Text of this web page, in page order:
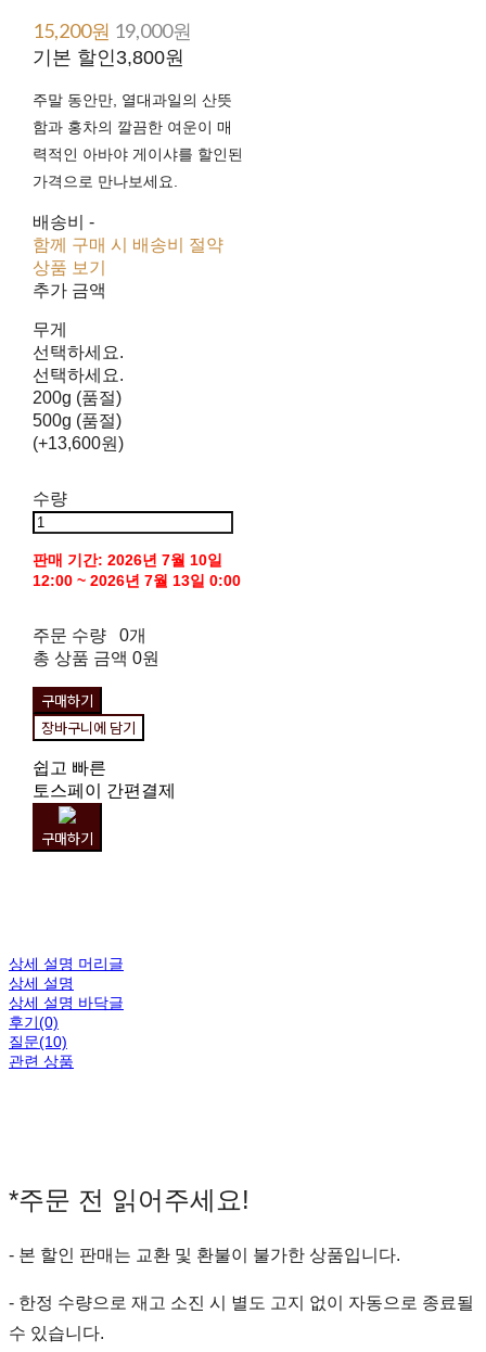
15,200원 19,000원
기본 할인 3,800원
주말 동안만, 열대과일의 산뜻
함과 홍차의 깔끔한 여운이 매
력적인 아바야 게이샤를 할인된
가격으로 만나보세요.
배송비 -
함께 구매 시 배송비 절약
상품 보기
추가 금액
무게
선택하세요.
선택하세요.
200g (품절)
500g (품절)
(+13,600원)
수량
판매 기간: 2026년 7월 10일
12:00 ~ 2026년 7월 13일 0:00
주문 수량
0개
총 상품 금액 0원
구매하기
장바구니에 담기
쉽고 빠른
토스페이 간편결제
구매하기
상세 설명 머리글
상세 설명
상세 설명 바닥글
후기(0)
질문(10)
관련 상품
*주문 전 읽어주세요!
- 본 할인 판매는 교환 및 환불이 불가한 상품입니다.
- 한정 수량으로 재고 소진 시 별도 고지 없이 자동으로 종료될
수 있습니다.